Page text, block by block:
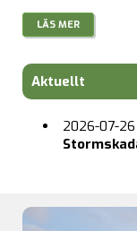
LÄS MER
Aktuellt
2026-07-26